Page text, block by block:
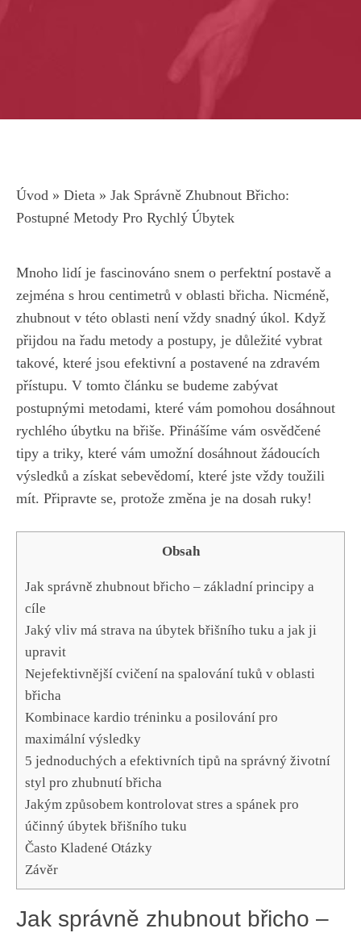
Úvod » Dieta » Jak Správně Zhubnout Břicho:
Postupné Metody Pro Rychlý Úbytek
Mnoho lidí je fascinováno snem o perfektní postavě a
zejména s hrou centimetrů v oblasti břicha. Nicméně,
⁣zhubnout⁤ v této oblasti není vždy snadný úkol. Když
přijdou na řadu metody ⁢a postupy, je důležité vybrat
‍takové, které jsou efektivní a postavené na zdravém
přístupu. V tomto článku se budeme zabývat
postupnými metodami, které vám pomohou dosáhnout
rychlého úbytku na břiše. Přinášíme vám osvědčené
tipy a triky, které vám umožní ⁣dosáhnout žádoucích⁣
výsledků a získat sebevědomí, které jste ‌vždy toužili
mít. Připravte se, protože změna je na dosah ruky!
Obsah
Jak správně zhubnout ‌břicho – základní ‌principy a
cíle
Jaký vliv má​ strava na úbytek břišního tuku a jak ji
upravit
Nejefektivnější cvičení na ⁤spalování tuků ⁣v oblasti
břicha
Kombinace kardio tréninku a posilování pro
maximální výsledky
5 jednoduchých a efektivních tipů na správný životní
styl‍ pro zhubnutí břicha
Jakým způsobem kontrolovat stres a ‍spánek pro
účinný úbytek břišního tuku
Často Kladené Otázky
Závěr
Jak správně zhubnout ‌břicho –